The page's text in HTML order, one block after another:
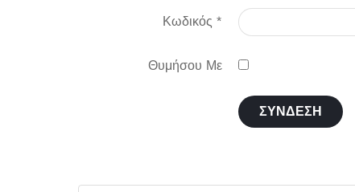
Κωδικός *
Θυμήσου Με
ΣΎΝΔΕΣΗ